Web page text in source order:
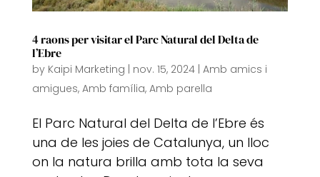
4 raons per visitar el Parc Natural del Delta de
l’Ebre
by Kaipi Marketing | nov. 15, 2024| Amb amics i
amigues, Amb família, Amb parella
El Parc Natural del Delta de l’Ebre és
una de les joies de Catalunya, un lloc
on la natura brilla amb tota la seva